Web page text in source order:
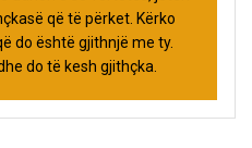
që të përket. Kërko
do është gjithnjë me ty.
do të kesh gjithçka.